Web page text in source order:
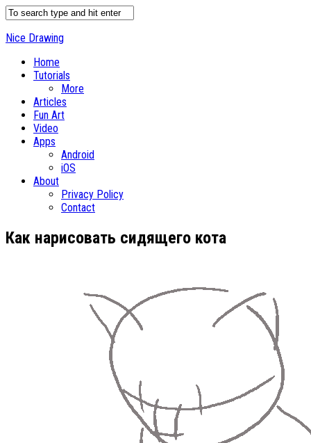
Nice Drawing
Home
Tutorials
More
Articles
Fun Art
Video
Apps
Android
iOS
About
Privacy Policy
Contact
Как нарисовать сидящего кота